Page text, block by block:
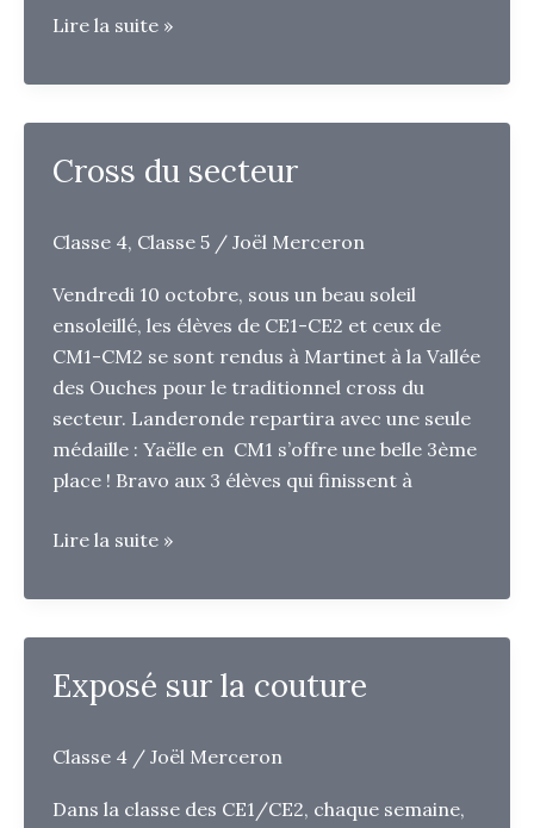
Tous
rugby
!
Lire la suite »
Cross du secteur
Classe 4, Classe 5 / Joël Merceron
Vendredi 10 octobre, sous un beau soleil
ensoleillé, les élèves de CE1-CE2 et ceux de
CM1-CM2 se sont rendus à Martinet à la Vallée
des Ouches pour le traditionnel cross du
secteur. Landeronde repartira avec une seule
médaille : Yaëlle en CM1 s’offre une belle 3ème
place ! Bravo aux 3 élèves qui finissent à
Cross
secteur
Lire la suite »
Exposé sur la couture
Classe 4 / Joël Merceron
Dans la classe des CE1/CE2, chaque semaine,